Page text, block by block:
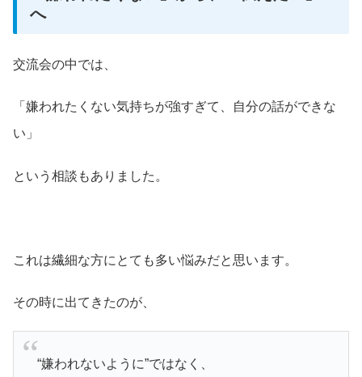
へ
交流会の中では、
「嫌われたくない気持ちが強すぎて、自分の話ができな
い」
という相談もありました。
これは繊細な方にとても多い悩みだと思います。
その時に出てきたのが、
“嫌われないように”ではなく、